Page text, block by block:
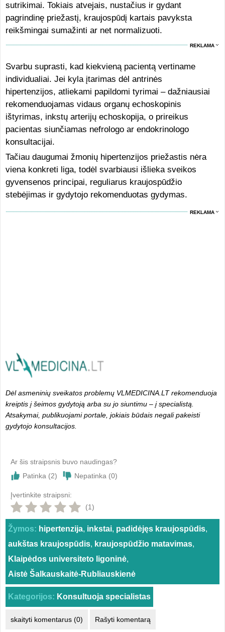
sutrikimai. Tokiais atvejais, nustačius ir gydant
pagrindinę priežastį, kraujospūdį kartais pavyksta
reikšmingai sumažinti ar net normalizuoti.
REKLAMA
Svarbu suprasti, kad kiekvieną pacientą vertiname
individualiai. Jei kyla įtarimas dėl antrinės
hipertenzijos, atliekami papildomi tyrimai – dažniausiai
rekomenduojamas vidaus organų echoskopinis
ištyrimas, inkstų arterijų echoskopija, o prireikus
pacientas siunčiamas nefrologo ar endokrinologo
konsultacijai.
Tačiau daugumai žmonių hipertenzijos priežastis nėra
viena konkreti liga, todėl svarbiausi išlieka sveikos
gyvensenos principai, reguliarus kraujospūdžio
stebėjimas ir gydytojo rekomenduotas gydymas.
REKLAMA
Dėl asmeninių sveikatos problemų VLMEDICINA.LT rekomenduoja
kreiptis į šeimos gydytoją arba su jo siuntimu – į specialistą.
Atsakymai, publikuojami portale, jokiais būdais negali pakeisti
gydytojo konsultacijos.
Ar šis straipsnis buvo naudingas?
Patinka (2) Nepatinka (0)
Įvertinkite straipsni:
(1)
Žymos: hipertenzija, inkstai, padidėjęs kraujospūdis,
aukštas kraujospūdis, kraujospūdžio matavimas,
Klaipėdos universiteto ligoninė,
Aistė Šalkauskaitė-Rubliauskienė
Kategorijos: Konsultuoja specialistas
skaityti komentarus (0) Rašyti komentarą